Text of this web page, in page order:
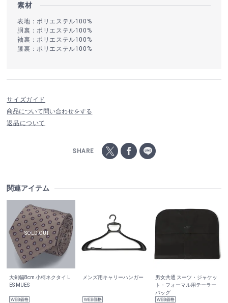
素材
表地：ポリエステル100%
胴裏：ポリエステル100%
袖裏：ポリエステル100%
膝裏：ポリエステル100%
サイズガイド
商品について問い合わせをする
返品について
SHARE
関連アイテム
大剣幅8cm 小柄ネクタイ L
ES MUES
メンズ用キャリーハンガー
男女共通 スーツ・ジャケッ
ト・フォーマル用テーラー
バッグ